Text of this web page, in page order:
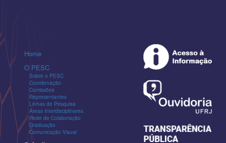
Home
O PESC
Sobre o PESC
Coordenação
Comissões
Representantes
Linhas de Pesquisa
Áreas Interdisciplinares
Rede de Colaboração
Graduação
Comunicação Visual